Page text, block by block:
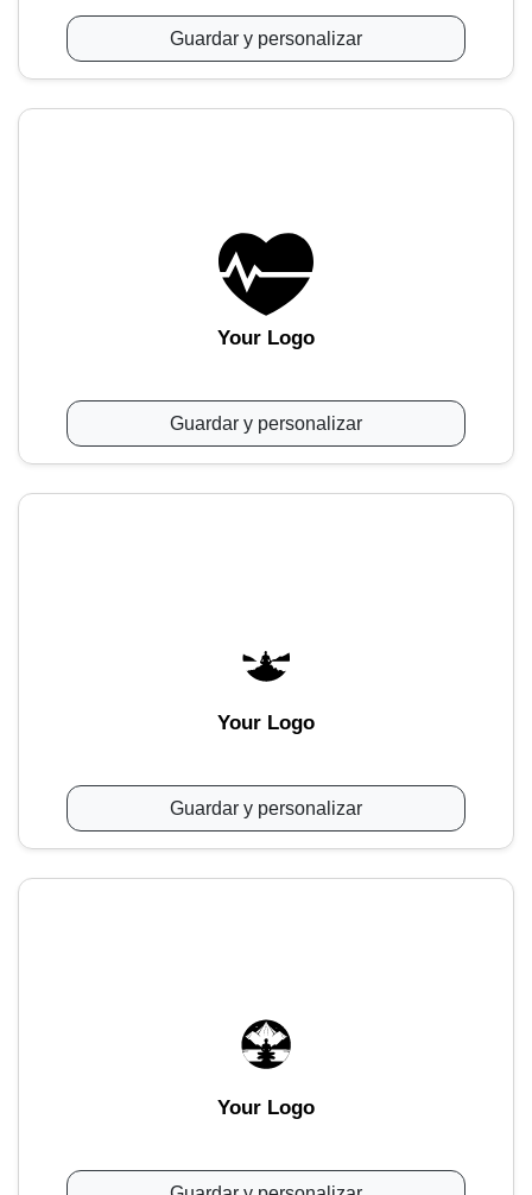
Guardar y personalizar
Your Logo
Guardar y personalizar
Your Logo
Guardar y personalizar
Your Logo